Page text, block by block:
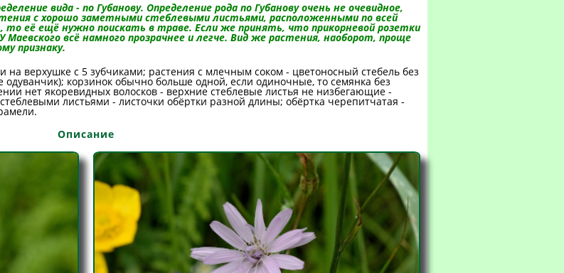
вида - по Губанову. Определение рода по Губанову очень не очевидное,
с хорошо заметными стеблевыми листьями, расположенными по всей
то её ещё нужно поискать в траве. Если же принять, что прикорневой розетки
всё намного прозрачнее и легче. Вид же растения, наоборот, проще
признаку.
на верхушке с 5 зубчиками; растения с млечным соком - цветоносный стебель без
одуванчик); корзинок обычно больше одной, если одиночные, то семянка без
нет якоревидных волосков - верхние стеблевые листья не низбегающие -
листьями - листочки обёртки разной длины; обёртка черепитчатая -
Описание